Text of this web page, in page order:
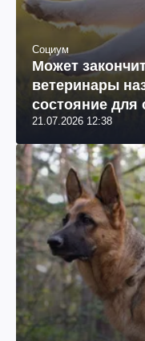
Социум
Может
ветеринары
состояние для
21.07.2026 12:38